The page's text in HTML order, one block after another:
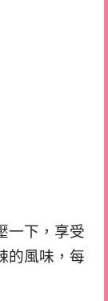
一下，享受
的風味，每